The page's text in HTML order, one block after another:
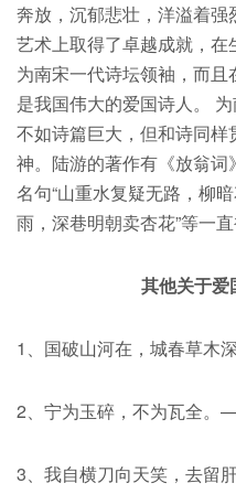
奔放，沉郁悲壮，洋溢着强
艺术上取得了卓越成就，在
为南宋一代诗坛领袖，而且
是我国伟大的爱国诗人。
不如诗篇巨大，但和诗同
神。陆游的著作有《放翁
名句“山重水复疑无路，柳
雨，深巷明朝卖杏花”等一直
其他关于爱
1、国破山河在，城春草木
2、宁为玉碎，不为瓦全。
3、我自横刀向天笑，去